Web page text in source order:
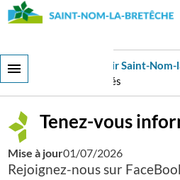
Aller
Ma Ville
Découvrir Saint-
Tenez-vous informés
Tenez-vous
Mise à jour01/07/2026
Rejoignez-nous sur